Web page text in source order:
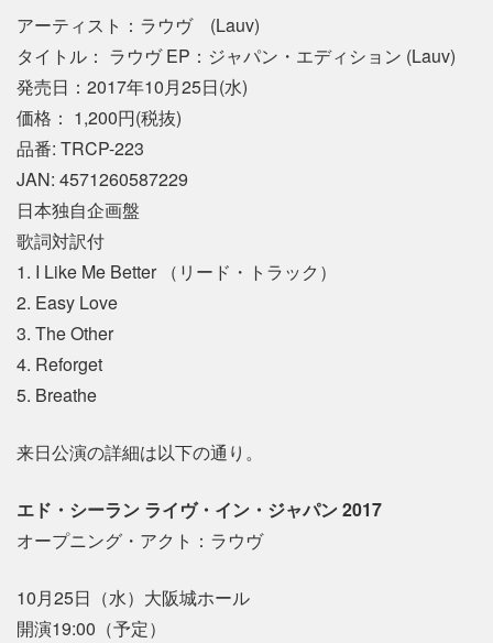
アーティスト：ラウヴ (Lauv)
タイトル： ラウヴ EP：ジャパン・エディション (Lauv)
発売日：2017年10月25日(水)
価格： 1,200円(税抜)
品番: TRCP-223
JAN: 4571260587229
日本独自企画盤
歌詞対訳付
1. I Like Me Better （リード・トラック）
2. Easy Love
3. The Other
4. Reforget
5. Breathe
来日公演の詳細は以下の通り。
エド・シーラン ライヴ・イン・ジャパン 2017
オープニング・アクト：ラウヴ
10月25日（水）大阪城ホール
開演19:00（予定）